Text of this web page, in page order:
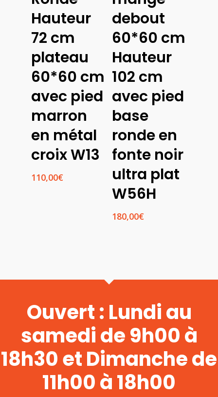
Hauteur
72 cm
plateau
60*60 cm
avec pied
marron
en métal
croix W13
110,00€
Panier
debout
60*60 cm
Hauteur
102 cm
avec pied
base
ronde en
fonte noir
ultra plat
W56H
180,00€
Ouvert : Lundi au
samedi de 9h00 à
18h30 et Dimanche de
11h00 à 18h00